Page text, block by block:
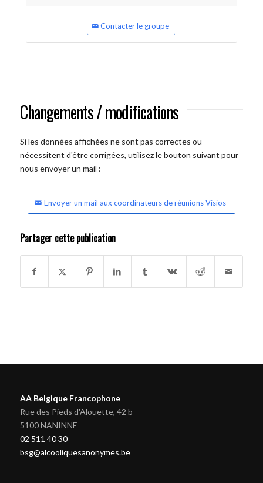
Contacter le groupe
Changements / modifications
Si les données affichées ne sont pas correctes ou
nécessitent d'être corrigées, utilisez le bouton suivant pour
nous envoyer un mail :
Envoyer un mail aux coordinateurs de réunions Visios
Partager cette publication
AA Belgique Francophone
Rue des Pieds d'Alouette, 42 b
5100 NANINNE
02 511 40 30
bsg@alcooliquesanonymes.be